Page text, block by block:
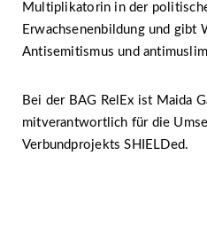
Multiplikatorin in der
Erwachsenenbildung und gibt
Antisemitismus und
Bei der BAG RelEx ist Maida
mitverantwortlich für die
Verbundprojekts SHIELDed.